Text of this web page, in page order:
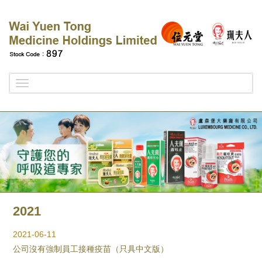
navigation
2021
2021-06-11
公司沒有強制員工接種疫苗（只具中文版）